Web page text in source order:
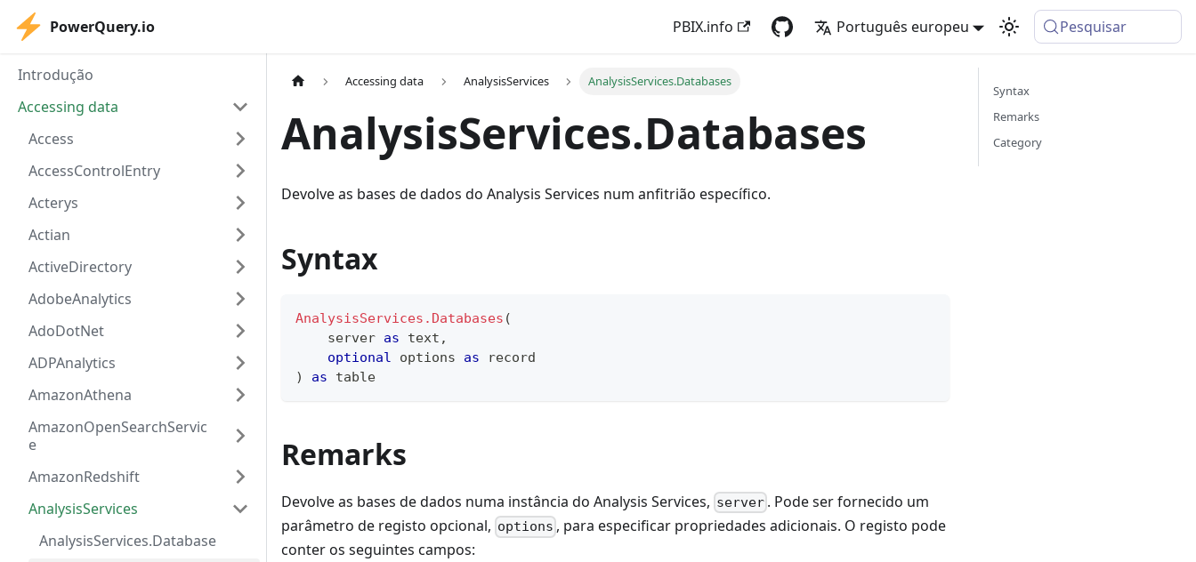
PowerQuery.io PBIX.info Português europeu Pesquisar
Introdução
Accessing data
Access
AccessControlEntry
Acterys
Actian
ActiveDirectory
AdobeAnalytics
AdoDotNet
ADPAnalytics
AmazonAthena
AmazonOpenSearchServic
e
AmazonRedshift
AnalysisServices
AnalysisServices.Database
Accessing data AnalysisServices AnalysisServices.Databases
AnalysisServices.Databases
Devolve as bases de dados do Analysis Services num anfitrião específico.
Syntax
AnalysisServices.Databases (
    server
as text ,
optional options as
record
)
as table
Remarks
Devolve as bases de dados numa instância do Analysis Services, server . Pode ser fornecido um
parâmetro de registo opcional, options , para especificar propriedades adicionais. O registo pode
conter os seguintes campos:
Syntax
Remarks
Category